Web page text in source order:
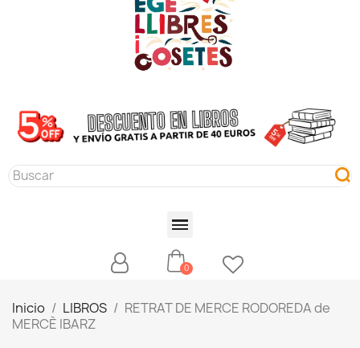
Inicio LIBROS
RETRAT DE MERCE RODOREDA de
MERCÈ IBARZ